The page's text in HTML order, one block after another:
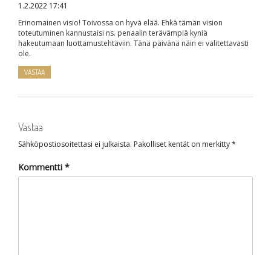
1.2.2022 17:41
Erinomainen visio! Toivossa on hyvä elää. Ehkä tämän vision
toteutuminen kannustaisi ns. penaalin terävämpiä kyniä
hakeutumaan luottamustehtäviin. Tänä päivänä näin ei valitettavasti
ole.
VASTAA
Vastaa
Sähköpostiosoitettasi ei julkaista. Pakolliset kentät on merkitty*
Kommentti *